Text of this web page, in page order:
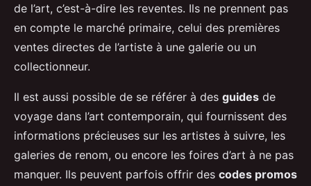
de l’art, c’est-à-dire les reventes. Ils ne prennent pas
en compte le marché primaire, celui des premières
ventes directes de l’artiste à une galerie ou un
collectionneur.
Il est aussi possible de se référer à des guides de
voyage dans l’art contemporain, qui fournissent des
informations précieuses sur les artistes à suivre, les
galeries de renom, ou encore les foires d’art à ne pas
manquer. Ils peuvent parfois offrir des codes promos